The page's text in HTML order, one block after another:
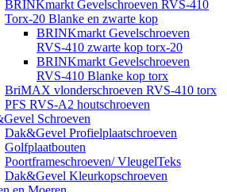
BRINKmarkt Gevelschroeven RVS-410
Torx-20 Blanke en zwarte kop
BRINKmarkt Gevelschroeven
RVS-410 zwarte kop torx-20
BRINKmarkt Gevelschroeven
RVS-410 Blanke kop torx
BriMAX vlonderschroeven RVS-410 torx
PFS RVS-A2 houtschroeven
Schroeven
Dak&Gevel Profielplaatschroeven
Golfplaatbouten
Poortframeschroeven/ VleugelTeks
Dak&Gevel Kleurkopschroeven